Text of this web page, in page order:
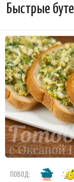
Быстрые
ПОВОД: